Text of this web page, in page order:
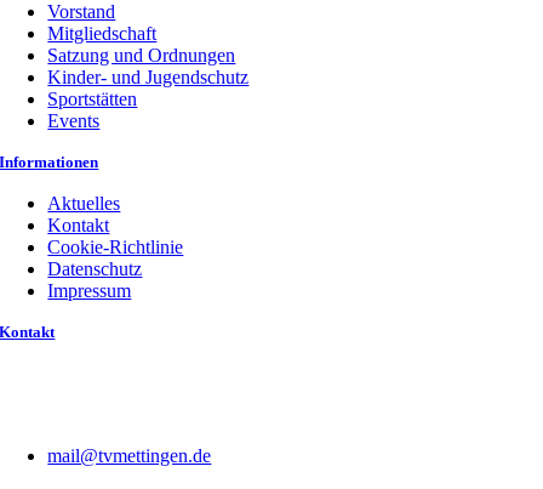
Vorstand
Mitgliedschaft
Satzung und Ordnungen
Kinder- und Jugendschutz
Sportstätten
Events
Informationen
Aktuelles
Kontakt
Cookie-Richtlinie
Datenschutz
Impressum
Kontakt
mail@tvmettingen.de